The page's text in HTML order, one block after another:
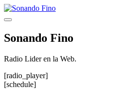
Saltar
al
Menú
Sonando Fino
Radio Lider en la Web.
[radio_player]
[schedule]